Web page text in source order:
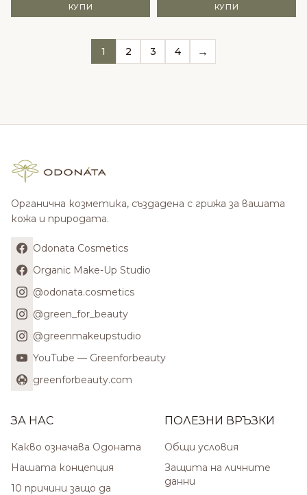
КУПИ КУПИ
1 2 3 4 →
Органична козметика, създадена с грижа за вашата
кожа и природата.
Odonata Cosmetics
Organic Make-Up Studio
@odonata.cosmetics
@green_for_beauty
@greenmakeupstudio
YouTube — Greenforbeauty
greenforbeauty.com
ЗА НАС
Какво означава Одоната
Нашата концепция
10 причини защо да
ПОЛЕЗНИ ВРЪЗКИ
Общи условия
Защита на личните
данни